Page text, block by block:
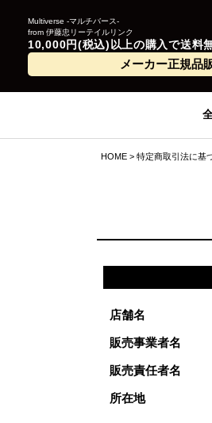
Multiverse -マルチバース-
from 伊藤忠リーテイルリンク
10,000円(税込)以上の購入で送料
メーカー正規品
HOME 特定商取引法に基
店舗名
販売事業者名
販売責任者名
所在地